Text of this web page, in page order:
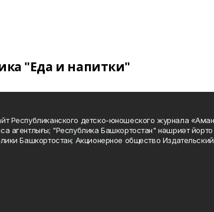
"Еда и напитки"
Республиканского детско-юношеского журнала
агентлығы; "Республика Башкортостан" нәшриәт
Башкортостан; Акционерное общество